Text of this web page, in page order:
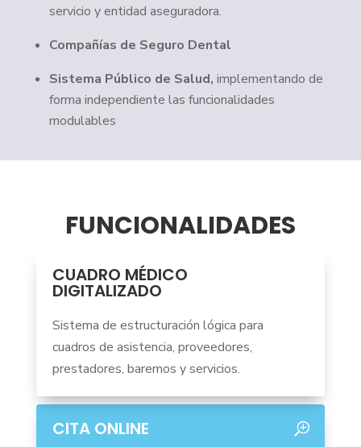
servicio y entidad aseguradora.
Compañías de Seguro Dental
Sistema Público de Salud, implementando de
forma independiente las funcionalidades
modulables
FUNCIONALIDADES
CUADRO MÉDICO
DIGITALIZADO
Sistema de estructuración lógica para
cuadros de asistencia, proveedores,
prestadores, baremos y servicios.
CITA ONLINE